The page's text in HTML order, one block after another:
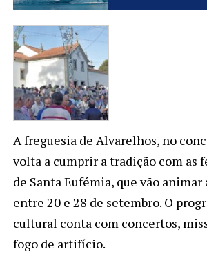
A freguesia de Alvarelhos, no
volta a cumprir a tradição com as
de Santa Eufémia, que vão
entre 20 e 28 de setembro. O
cultural conta com concertos,
fogo de artifício.